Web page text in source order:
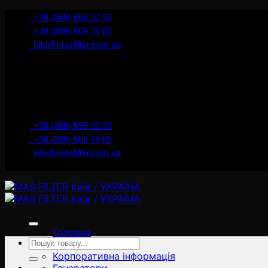
İçeriğe+38 (068) 698 32 93
+38 (098) 608 78 85
info@masfilter.com.ua
+38 (068) 698 32 93
+38 (098) 608 78 85
info@masfilter.com.ua
Головна
Товари
Корпоративна інформація
Ara: